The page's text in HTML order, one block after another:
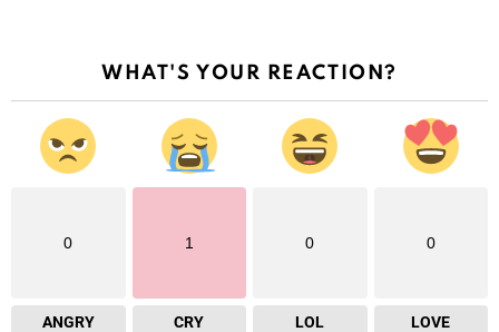
WHAT'S YOUR REACTION?
0
ANGRY
1
CRY
0
LOL
0
LOVE